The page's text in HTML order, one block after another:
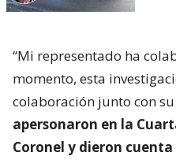
“Mi representado ha
momento, esta
colaboración junto con
apersonaron en la
Coronel y dieron cuenta